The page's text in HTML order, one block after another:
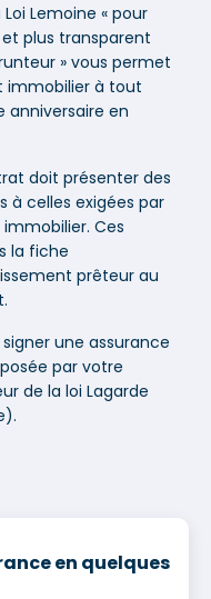
Lemoine « pour
plus transparent
» vous permet
immobilier à tout
en
doit présenter des
à celles exigées par
Ces
la fiche
prêteur au
une assurance
par votre
de la loi Lagarde
en quelques